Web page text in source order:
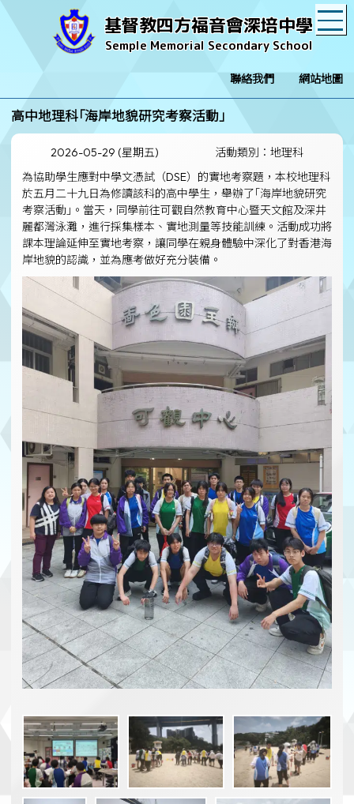
基督教四方福音會深培中學
Semple Memorial Secondary School
聯絡我們 網站地圖
高中地理科｢海岸地貌研究考察活動｣
2026-05-29 (星期五)
活動類別：地理科
為協助學生應對中學文憑試（DSE）的實地考察題，本校地理科
於五月二十九日為修讀該科的高中學生，舉辦了｢海岸地貌研究
考察活動｣。當天，同學前往可觀自然教育中心暨天文館及深井
麗都灣泳灘，進行採集樣本、實地測量等技能訓練。活動成功將
課本理論延伸至實地考察，讓同學在親身體驗中深化了對香港海
岸地貌的認識，並為應考做好充分裝備。